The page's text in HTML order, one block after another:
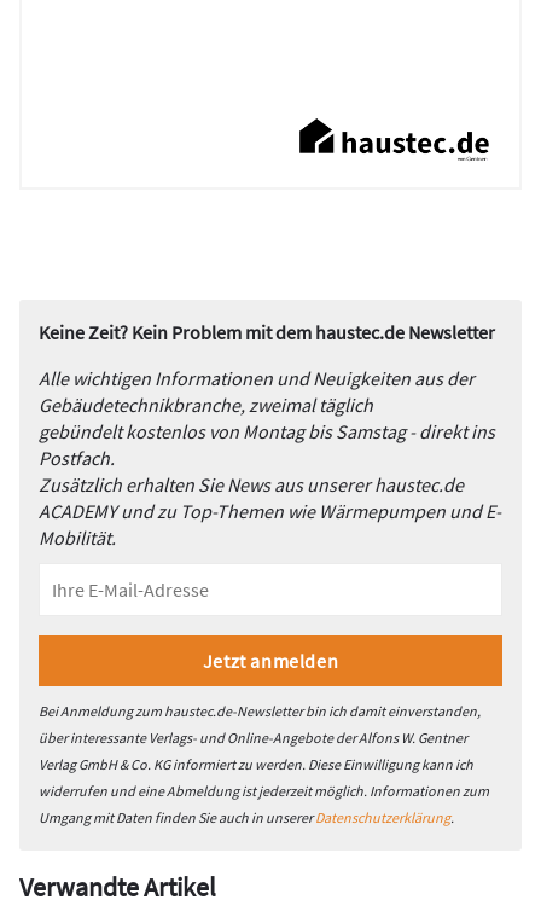
Keine Zeit? Kein Problem mit dem haustec.de Newsletter
Alle wichtigen Informationen und Neuigkeiten aus der
Gebäudetechnikbranche, zweimal täglich
gebündelt kostenlos von Montag bis Samstag - direkt ins
Postfach.
Zusätzlich erhalten Sie News aus unserer haustec.de
ACADEMY und zu Top-Themen wie Wärmepumpen und E-
Mobilität.
Bei Anmeldung zum haustec.de-Newsletter bin ich damit einverstanden,
über interessante Verlags- und Online-Angebote der Alfons W. Gentner
Verlag GmbH & Co. KG informiert zu werden. Diese Einwilligung kann ich
widerrufen und eine Abmeldung ist jederzeit möglich. Informationen zum
Umgang mit Daten finden Sie auch in unsererDatenschutzerklärung.
Verwandte Artikel